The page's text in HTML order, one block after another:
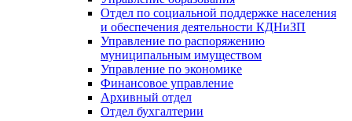
Отдел по социальной поддержке населения
и обеспечения деятельности КДНиЗП
Управление по распоряжению
муниципальным имуществом
Управление по экономике
Финансовое управление
Архивный отдел
Отдел бухгалтерии